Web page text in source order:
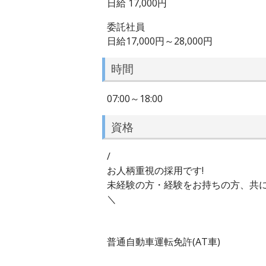
日給 17,000円
委託社員
日給17,000円～28,000円
時間
07:00～18:00
資格
/
お人柄重視の採用です!
未経験の方・経験をお持ちの方、共
＼
普通自動車運転免許(AT車)